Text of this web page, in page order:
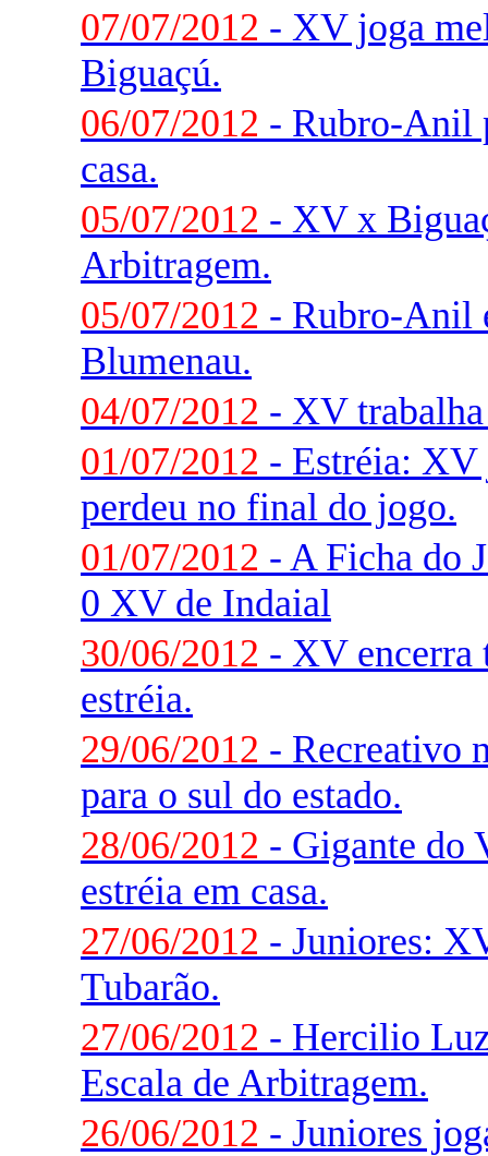
07/07/2012 - XV joga
Biguaçú.
06/07/2012 - Rubro-Anil
casa.
05/07/2012 - XV x
Arbitragem.
05/07/2012 - Rubro-Anil
Blumenau.
04/07/2012 - XV trabalha
01/07/2012 - Estréia: XV
perdeu no final do jogo.
01/07/2012 - A Ficha do
0 XV de Indaial
30/06/2012 - XV encerra
estréia.
29/06/2012 - Recreativo
para o sul do estado.
28/06/2012 - Gigante do
estréia em casa.
27/06/2012 - Juniores:
Tubarão.
27/06/2012 - Hercilio
Escala de Arbitragem.
26/06/2012 - Juniores